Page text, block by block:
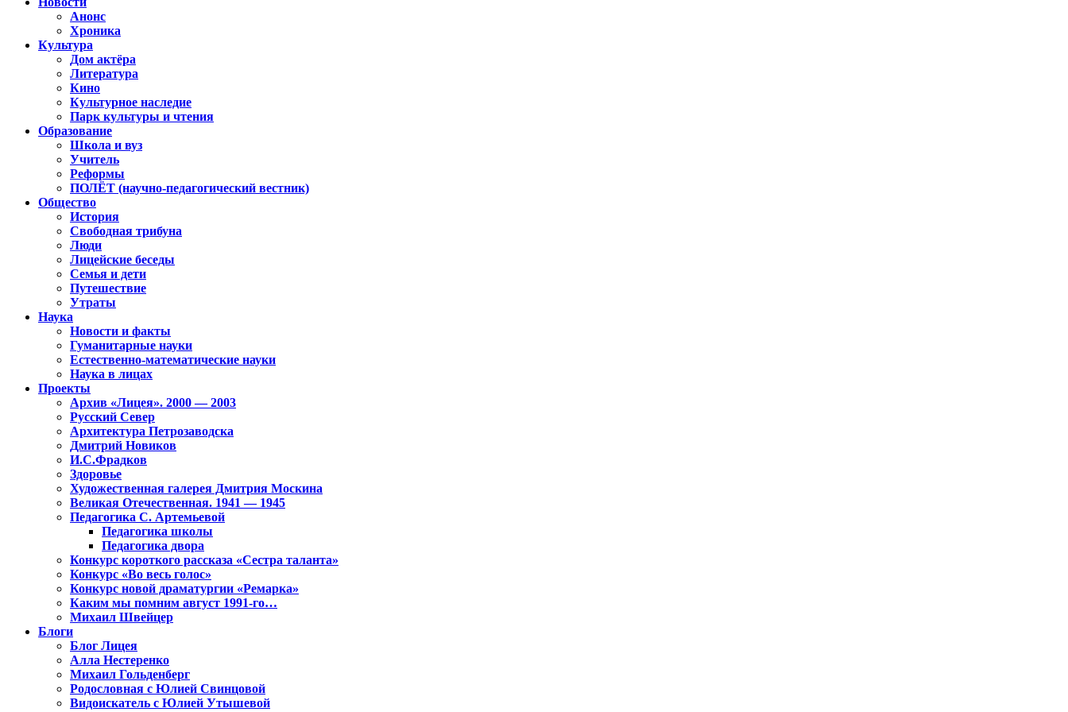
Анонс
Хроника
Культура
Дом актёра
Литература
Кино
Культурное наследие
Парк культуры и чтения
Образование
Школа и вуз
Учитель
Реформы
ПОЛЁТ (научно-педагогический вестник)
Общество
История
Свободная трибуна
Люди
Лицейские беседы
Семья и дети
Путешествие
Утраты
Наука
Новости и факты
Гуманитарные науки
Естественно-математические науки
Наука в лицах
Проекты
Архив «Лицея». 2000 — 2003
Русский Север
Архитектура Петрозаводска
Дмитрий Новиков
И.С.Фрадков
Здоровье
Художественная галерея Дмитрия Москина
Великая Отечественная. 1941 — 1945
Педагогика С. Артемьевой
Педагогика школы
Педагогика двора
Конкурс короткого рассказа «Сестра таланта»
Конкурс «Во весь голос»
Конкурс новой драматургии «Ремарка»
Каким мы помним август 1991-го…
Михаил Швейцер
Блоги
Блог Лицея
Алла Нестеренко
Михаил Гольденберг
Родословная с Юлией Свинцовой
Видоискатель с Юлией Утышевой